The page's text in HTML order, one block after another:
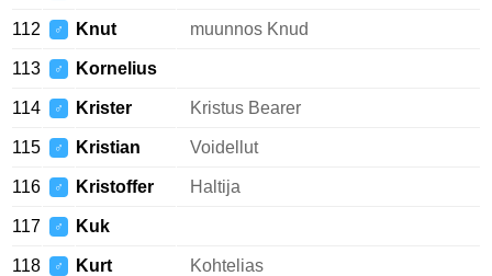
112 ♂ Knut muunnos Knud
113 ♂ Kornelius
114 ♂ Krister Kristus Bearer
115 ♂ Kristian Voidellut
116 ♂ Kristoffer Haltija
117 ♂ Kuk
118 ♂ Kurt Kohtelias